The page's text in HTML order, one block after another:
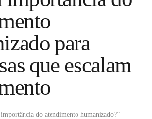
para
que escalam
do atendimento humanizado?”